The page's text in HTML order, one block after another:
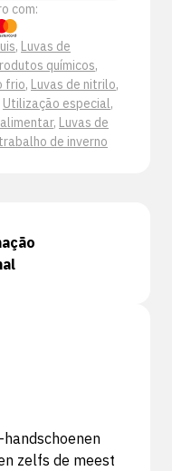
com:
, Luvas de
químicos,
frio, Luvas de nitrilo,
Utilização especial,
, Luvas de
de inverno
zelfs de meest